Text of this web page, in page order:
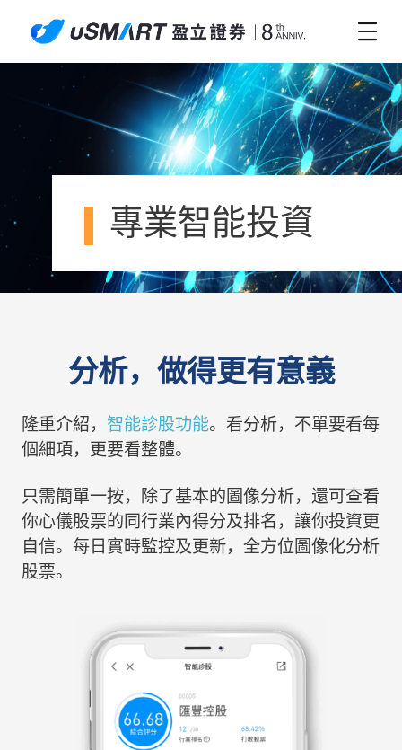
專業智能投資
分析，做得更有意義
隆重介紹， 智能診股功能。看分析，不單要看每
個細項，更要看整體。
只需簡單一按，除了基本的圖像分析，還可查看
你心儀股票的同行業內得分及排名，讓你投資更
自信。每日實時監控及更新，全方位圖像化分析
股票。